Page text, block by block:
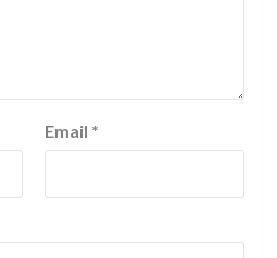
Email *